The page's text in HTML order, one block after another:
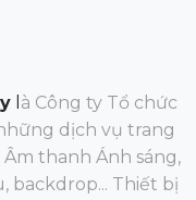
à Công ty Tổ chức
dịch vụ trang
thanh Ánh sáng,
backdrop... Thiết bị